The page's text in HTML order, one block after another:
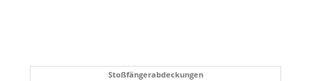
Stoßfängerabdeckungen